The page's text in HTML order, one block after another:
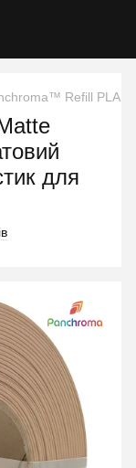
Refill PLA
для